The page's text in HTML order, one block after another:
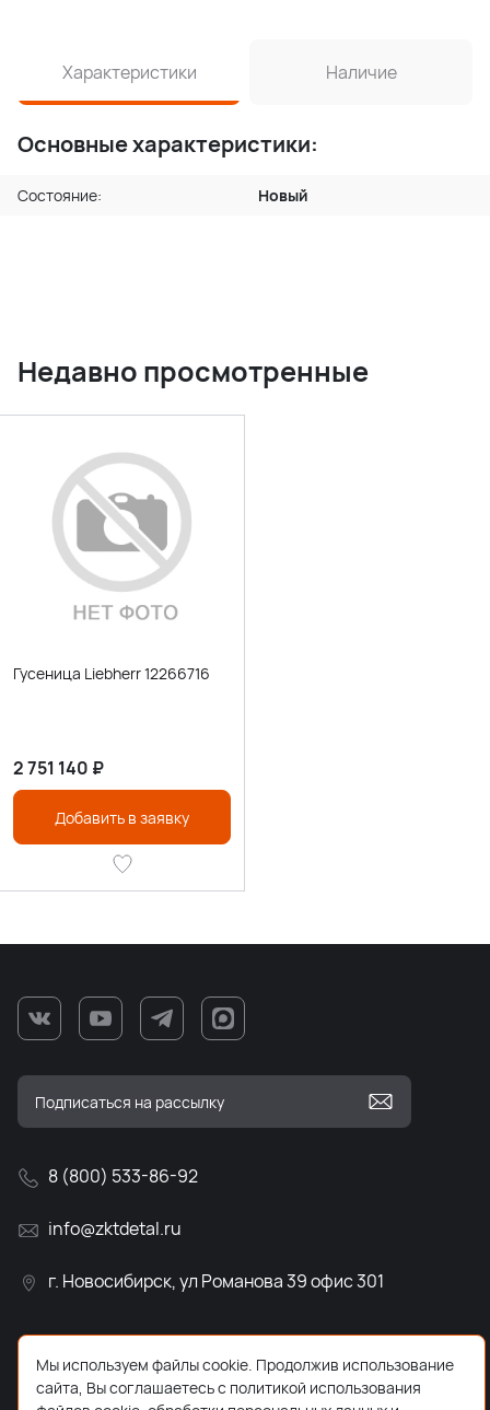
Характеристики Наличие
Основные характеристики:
Состояние: Новый
Недавно просмотренные
Гусеница Liebherr 12266716
2 751 140 ₽
Добавить в заявку
8 (800) 533-86-92
info@zktdetal.ru
г. Новосибирск, ул Романова 39 офис 301
Мы используем файлы cookie. Продолжив использование
сайта, Вы соглашаетесь с политикой использования